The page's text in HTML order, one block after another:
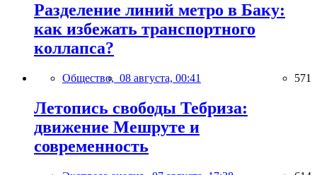
Разделение линий метро в Баку:
как избежать транспортного
коллапса?
Общество, 08 августа, 00:41 571
Летопись свободы Тебриза:
движение Мешруте и
современность